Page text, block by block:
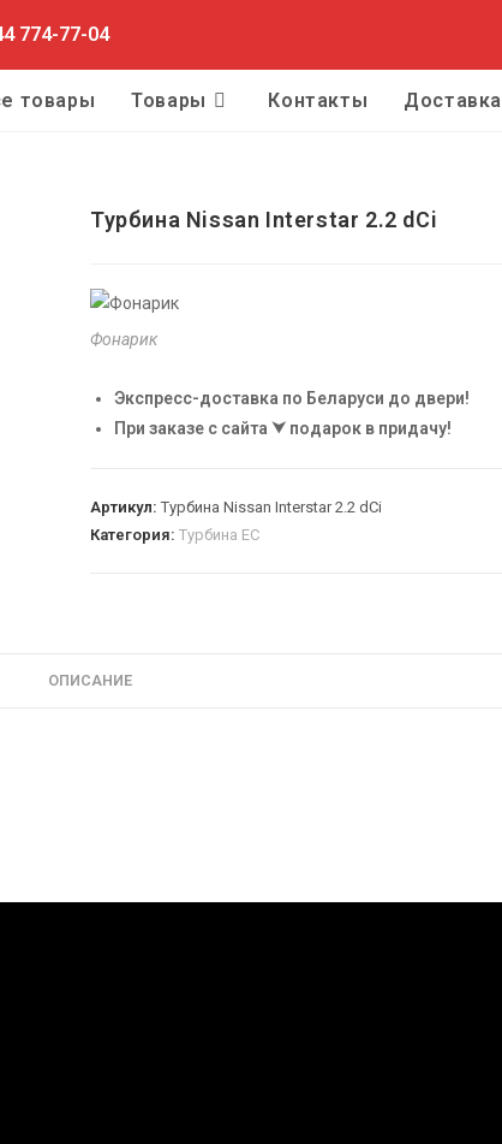
774-77-04
товары Товары Контакты Доставка
Турбина Nissan Interstar 2.2 dCi
Фонарик
Экспресс-доставка по Беларуси до двери!
При заказе с сайта ⮟ подарок в придачу!
Артикул: Турбина Nissan Interstar 2.2 dCi
Категория: Турбина EC
ОПИСАНИЕ